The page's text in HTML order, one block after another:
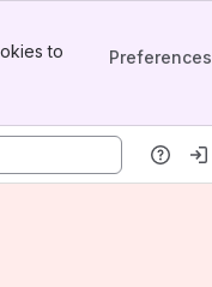
to
Preferences